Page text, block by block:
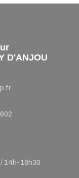
D'ANJOU
14h-18h30